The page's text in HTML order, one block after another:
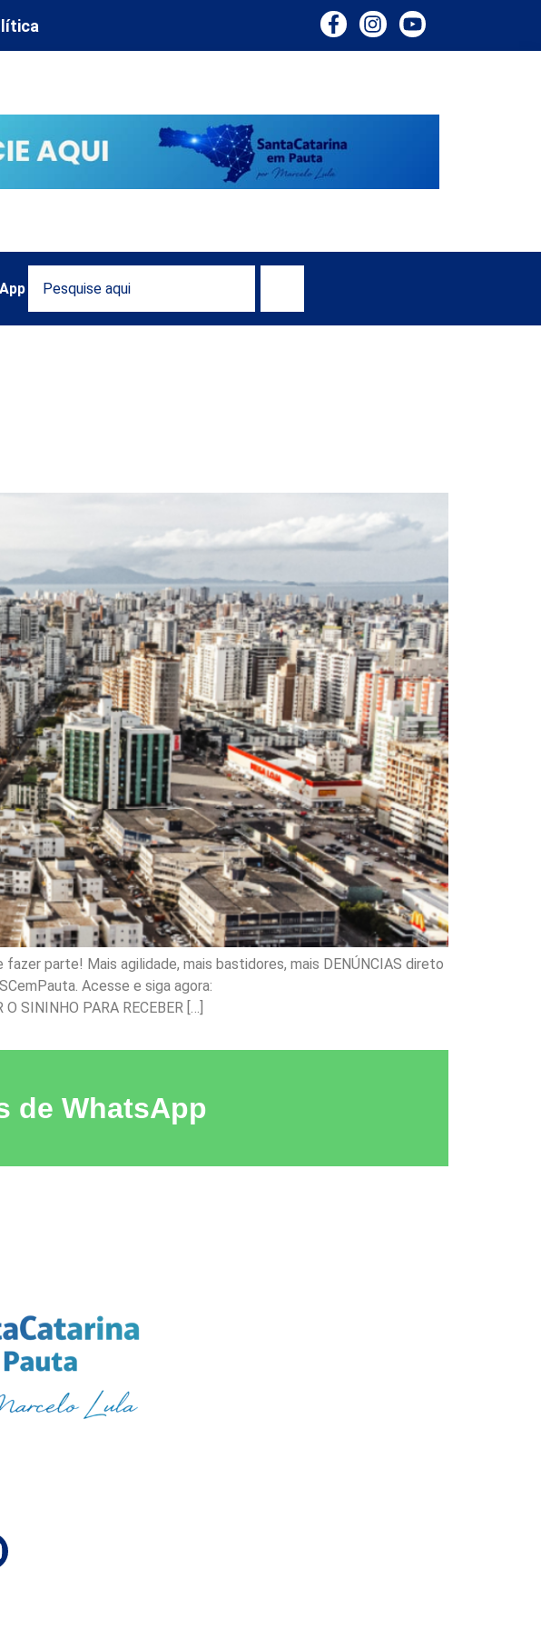
parte! Mais agilidade, mais bastidores, mais DENÚNCIAS direto
Acesse e siga agora:
SININHO PARA RECEBER […]
de WhatsApp